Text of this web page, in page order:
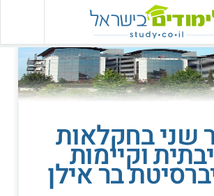
שני בחקלאות
וקיימות
בר אילן